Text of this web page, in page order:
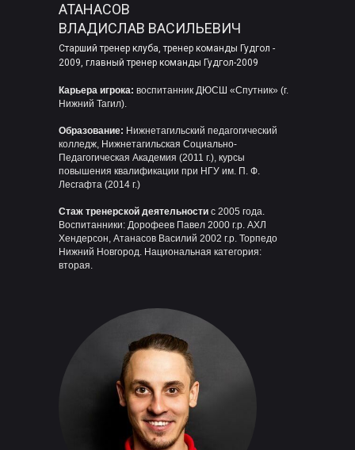
АТАНАСОВ
ВЛАДИСЛАВ ВАСИЛЬЕВИЧ
Старший тренер клуба, тренер команды Гудгол -
2009, главный тренер команды Гудгол-2009
Карьера игрока: воспитанник ДЮСШ «Спутник» (г.
Нижний Тагил).
Образование: Нижнетагильский педагогический
колледж, Нижнетагильская Социально-
Педагогическая Академия (2011 г.), курсы
повышения квалификации при НГУ им. П. Ф.
Лесгафта (2014 г.)
Стаж тренерской деятельности с 2005 года.
Воспитанники: Дорофеев Павел 2000 г.р. АХЛ
Хендерсон, Атанасов Василий 2002 г.р. Торпедо
Нижний Новгород. Национальная категория:
вторая.